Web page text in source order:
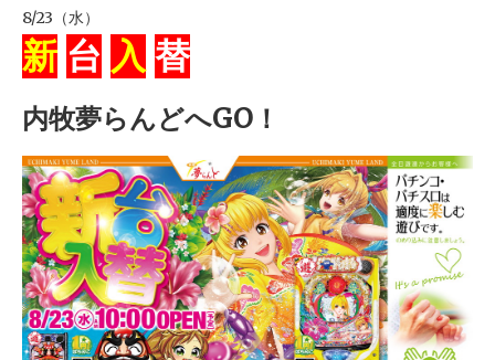
8/23（水）
新 台 入 替
内牧夢らんどへGO！